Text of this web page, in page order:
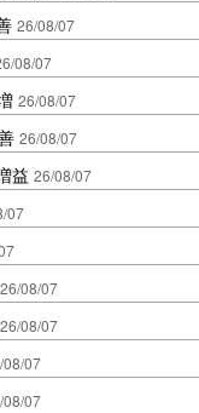
26/08/07
08/07
26/08/07
26/08/07
益 26/08/07
07
26/08/07
26/08/07
08/07
08/07